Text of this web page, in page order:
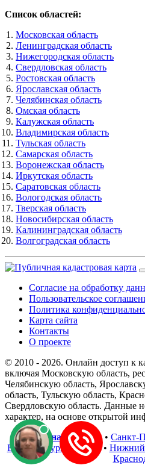
Список областей:
Московская область
Ленинградская область
Нижегородская область
Свердловская область
Ростовская область
Ярославская область
Челябинская область
Омская область
Калужская область
Владимирская область
Тульская область
Самарская область
Воронежская область
Иркутская область
Саратовская область
Вологодская область
Тверская область
Новосибирская область
Калининградская область
Волгоградская область
Согласие на обработку
Пользовательское
Политика
Карта сайта
Контакты
О проекте
© 2010 - 2026. Онлайн доступ к
включая Московскую область,
Челябинскую область,
область, Тульскую область,
Свердловскую область. Данные
характер, на основе открытой
В регионах :Москва• Санкт-
Екатеринбург
•Казань • Нижний